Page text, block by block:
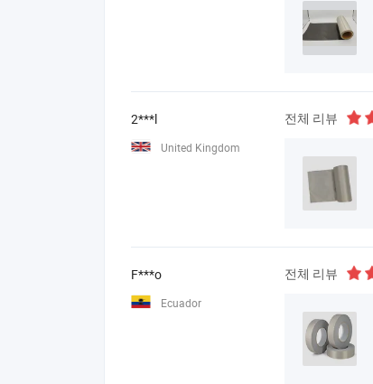
2***l
United Kingdom
전체 리뷰
F***o
Ecuador
전체 리뷰